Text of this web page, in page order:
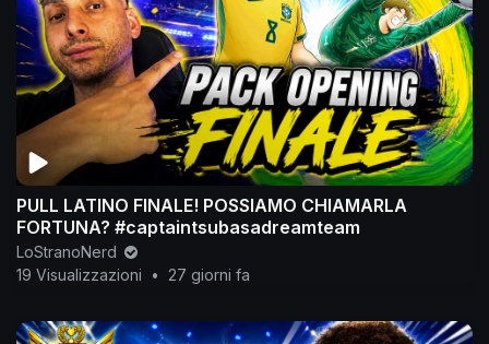
PULL LATINO FINALE! POSSIAMO CHIAMARLA
FORTUNA? #captaintsubasadreamteam
LoStranoNerd
19 Visualizzazioni
• 27 giorni fa